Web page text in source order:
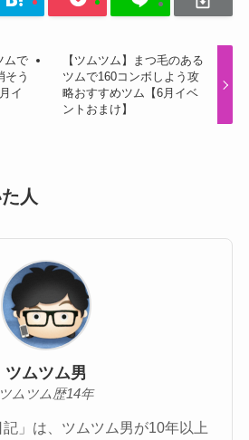
ムで
そう
イ
【ツムツム】まつ毛のある
ツムで160コンボしよう攻
略おすすめツム【6月イベ
ントおまけ】
人
ツムツム男
ツムツム歴14年
記」は、ツムツム男が10年以上